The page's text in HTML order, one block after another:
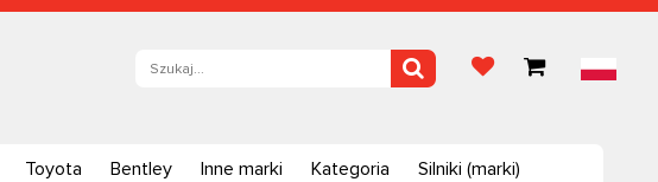
Toyota Bentley Inne marki Kategoria Silniki (marki)